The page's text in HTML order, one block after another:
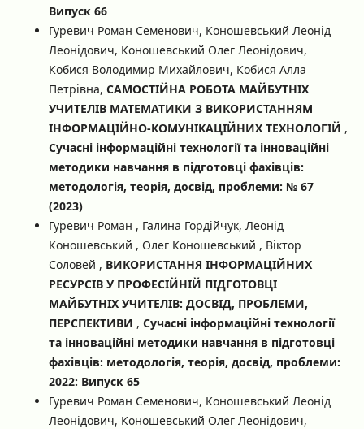
Випуск 66
Гуревич Роман Семенович, Коношевський Леонід
Леонідович, Коношевський Олег Леонідович,
Кобися Володимир Михайлович, Кобися Алла
Петрівна, САМОСТІЙНА РОБОТА МАЙБУТНІХ
УЧИТЕЛІВ МАТЕМАТИКИ З ВИКОРИСТАННЯМ
ІНФОРМАЦІЙНО-КОМУНІКАЦІЙНИХ ТЕХНОЛОГІЙ ,
Сучасні інформаційні технології та інноваційні
методики навчання в підготовці фахівців:
методологія, теорія, досвід, проблеми: № 67
(2023)
Гуревич Роман , Галина Гордійчук, Леонід
Коношевський , Олег Коношевський , Віктор
Соловей , ВИКОРИСТАННЯ ІНФОРМАЦІЙНИХ
РЕСУРСІВ У ПРОФЕСІЙНІЙ ПІДГОТОВЦІ
МАЙБУТНІХ УЧИТЕЛІВ: ДОСВІД, ПРОБЛЕМИ,
ПЕРСПЕКТИВИ , Сучасні інформаційні технології
та інноваційні методики навчання в підготовці
фахівців: методологія, теорія, досвід, проблеми:
2022: Випуск 65
Гуревич Роман Семенович, Коношевський Леонід
Леонідович, Коношевський Олег Леонідович,